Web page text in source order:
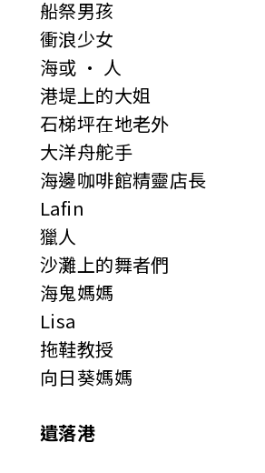
船祭男孩
衝浪少女
海或 · 人
港堤上的大姐
石梯坪在地老外
大洋舟舵手
海邊咖啡館精靈店長
Lafin
獵人
沙灘上的舞者們
海鬼媽媽
Lisa
拖鞋教授
向日葵媽媽
遺落港